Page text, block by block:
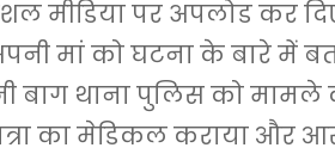
मीडिया पर अपलोड कर
मां को घटना के बारे में
बाग थाना पुलिस को मामले
का मेडिकल कराया और